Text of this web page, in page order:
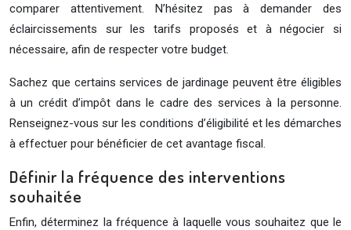
comparer attentivement. N’hésitez pas à demander des
éclaircissements sur les tarifs proposés et à négocier si
nécessaire, afin de respecter votre budget.
Sachez que certains services de jardinage peuvent être éligibles
à un crédit d’impôt dans le cadre des services à la personne.
Renseignez-vous sur les conditions d’éligibilité et les démarches
à effectuer pour bénéficier de cet avantage fiscal.
Définir la fréquence des interventions
souhaitée
Enfin, déterminez la fréquence à laquelle vous souhaitez que le